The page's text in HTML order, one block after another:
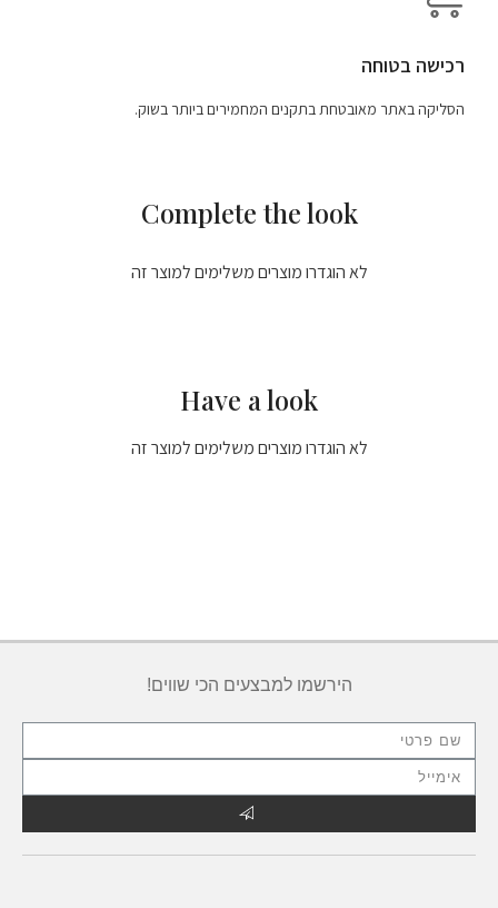
רכישה בטוחה
הסליקה באתר מאובטחת בתקנים המחמירים ביותר בשוק.
Complete the look
לא הוגדרו מוצרים משלימים למוצר זה
Have a look
לא הוגדרו מוצרים משלימים למוצר זה
הירשמו למבצעים הכי שווים!